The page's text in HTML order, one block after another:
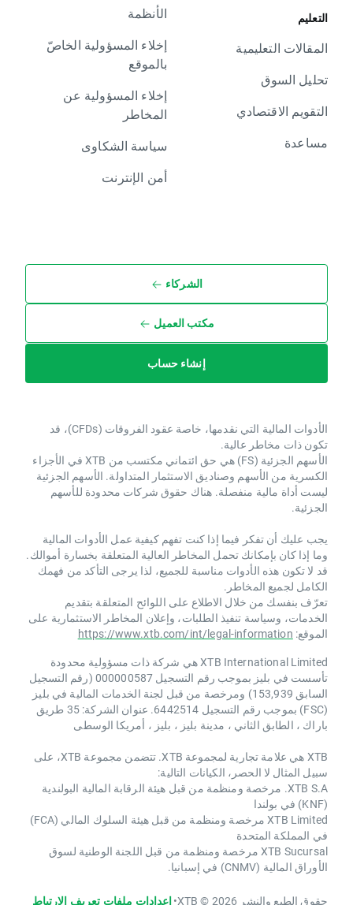
التعليم
المقالات التعليمية
تحليل السوق
التقويم الاقتصادي
مساعدة
الأنظمة
إخلاء المسؤولية الخاصّ
بالموقع
إخلاء المسؤولية عن
المخاطر
سياسة الشكاوى
أمن الإنترنت
الشركاء
مكتب العميل
إنشاء حساب
الأدوات المالية التي نقدمها، خاصة عقود الفروقات (CFDs)، قد
تكون ذات مخاطر عالية.
الأسهم الجزئية (FS) هي حق ائتماني مكتسب من XTB ​​في الأجزاء
الكسرية من الأسهم وصناديق الاستثمار المتداولة. الأسهم الجزئية
ليست أداة مالية منفصلة. هناك حقوق شركات محدودة للأسهم
الجزئية.
يجب عليك أن تفكر فيما إذا كنت تفهم كيفية عمل الأدوات المالية
وما إذا كان بإمكانك تحمل المخاطر العالية المتعلقة بخسارة أموالك.
قد لا تكون هذه الأدوات مناسبة للجميع، لذا يرجى التأكد من فهمك
الكامل لجميع المخاطر.
تعرّف بنفسك من خلال الاطلاع على اللوائح المتعلقة بتقديم
الخدمات، وسياسة تنفيذ الطلبات، وإعلان المخاطر الاستثمارية على
الموقع: https://www.xtb.com/int/legal-information
XTB International Limited هي شركة ذات مسؤولية محدودة
تأسست في بليز بموجب رقم التسجيل 000000587 (رقم التسجيل
السابق 153,939) ومرخصة من قبل لجنة الخدمات المالية في بليز
(FSC) بموجب رقم التسجيل 6442514. عنوان الشركة: 35 طريق
باراك ، الطابق الثاني ، مدينة بليز ، بليز ، أمريكا الوسطى
XTB هي علامة تجارية لمجموعة XTB. تتضمن مجموعة XTB، على
سبيل المثال لا الحصر، الكيانات التالية:
XTB S.A. مرخصة ومنظمة من قبل هيئة الرقابة المالية البولندية
(KNF) في بولندا
XTB Limited مرخصة ومنظمة من قبل هيئة السلوك المالي (FCA)
في المملكة المتحدة
XTB Sucursal مرخصة ومنظمة من قبل اللجنة الوطنية لسوق
الأوراق المالية (CNMV) في إسبانيا.
حقوق الطبع والنشر 2026 © XTB •إعدادات ملفات تعريف الارتباط